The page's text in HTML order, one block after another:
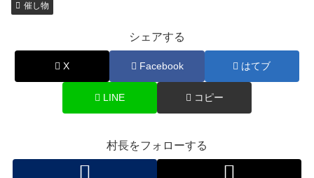
催し物
シェアする
X Facebook はてブ
LINE コピー
村長をフォローする